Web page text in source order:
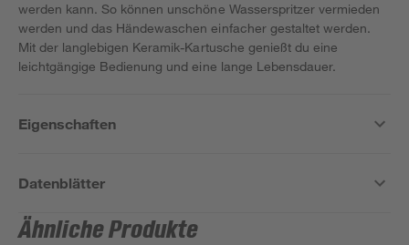
werden kann. So können unschöne Wasserspritzer vermieden
werden und das Händewaschen einfacher gestaltet werden.
Mit der langlebigen Keramik-Kartusche genießt du eine
leichtgängige Bedienung und eine lange Lebensdauer.
Eigenschaften
Datenblätter
Ähnliche Produkte